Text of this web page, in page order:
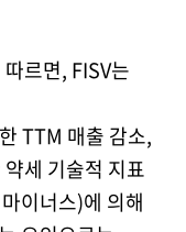
르면, FISV는
TTM 매출 감소,
세 기술적 지표
이너스)에 의해